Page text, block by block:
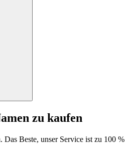
zu kaufen
Beste, unser Service ist zu 100